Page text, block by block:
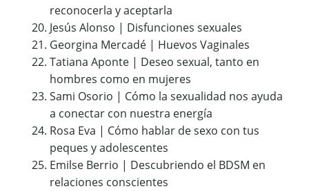
reconocerla y aceptarla
Jesús Alonso | Disfunciones sexuales
Georgina Mercadé | Huevos Vaginales
Tatiana Aponte | Deseo sexual, tanto en
hombres como en mujeres
Sami Osorio | Cómo la sexualidad nos ayuda
a conectar con nuestra energía
Rosa Eva | Cómo hablar de sexo con tus
peques y adolescentes
Emilse Berrio | Descubriendo el BDSM en
relaciones conscientes